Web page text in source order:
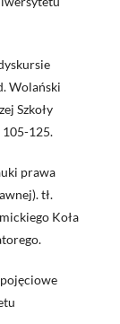
Wolański
Szkoły
105-125.
prawa
tł.
Koła
pojęciowe